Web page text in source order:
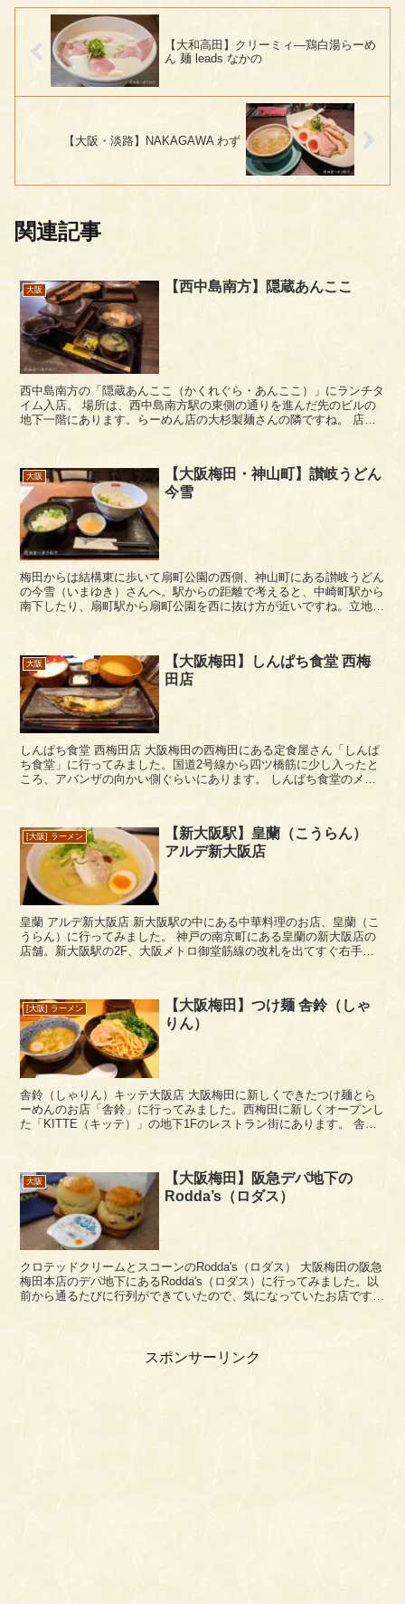
【大和高田】クリーミィ―鶏白湯らーめ
ん 麺 leads なかの
【大阪・淡路】NAKAGAWA わず
関連記事
大阪 【西中島南方】隠蔵あんここ
西中島南方の「隠蔵あんここ（かくれぐら・あんここ）」にランチタ
イム入店。 場所は、西中島南方駅の東側の通りを進んだ先のビルの
地下一階にあります。らーめん店の大杉製麺さんの隣ですね。 店内
はやや暗めで落ち着いた雰囲気。宴席で使えそうな...
大阪
【大阪梅田・神山町】讃岐うどん
今雪
梅田からは結構東に歩いて扇町公園の西側、神山町にある讃岐うどん
の今雪（いまゆき）さんへ。駅からの距離で考えると、中崎町駅から
南下したり、扇町駅から扇町公園を西に抜け方が近いですね。立地的
大阪
【大阪梅田】しんぱち食堂 西梅
田店
しんぱち食堂 西梅田店 大阪梅田の西梅田にある定食屋さん「しんぱ
ち食堂」に行ってみました。国道2号線から四ツ橋筋に少し入ったと
ころ、アバンザの向かい側ぐらいにあります。 しんぱち食堂のメニ
[大阪] ラーメン
【新大阪駅】皇蘭（こうらん）
アルデ新大阪店
皇蘭 アルデ新大阪店 新大阪駅の中にある中華料理のお店、皇蘭（こ
うらん）に行ってみました。 神戸の南京町にある皇蘭の新大阪店の
店舗。新大阪駅の2F、大阪メトロ御堂筋線の改札を出てすぐ右手に
[大阪] ラーメン
【大阪梅田】つけ麺 舎鈴（しゃ
りん）
舎鈴（しゃりん）キッテ大阪店 大阪梅田に新しくできたつけ麺とら
ーめんのお店「舎鈴」に行ってみました。西梅田に新しくオープンし
た「KITTE（キッテ）」の地下1Fのレストラン街にあります。 舎鈴
大阪
【大阪梅田】阪急デパ地下の
Rodda’s（ロダス）
クロテッドクリームとスコーンのRodda's（ロダス） 大阪梅田の阪急
梅田本店のデパ地下にあるRodda's（ロダス）に行ってみました。以
前から通るたびに行列ができていたので、気になっていたお店です。
スポンサーリンク